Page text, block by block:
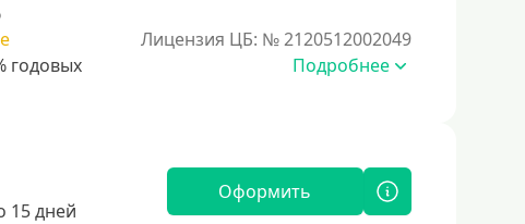
Лицензия ЦБ: № 2120512002049
Подробнее
15 дней
Оформить